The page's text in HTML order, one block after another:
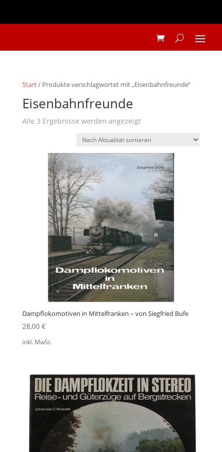
Start/ Produkte verschlagwortet mit „Eisenbahnfreunde“
Eisenbahnfreunde
Alle 3 Ergebnisse werden angezeigtNach
sortiert
Dampflokomotiven in Mittelfranken – von Siegfried Bufe
28,00 €
inkl. MwSt.